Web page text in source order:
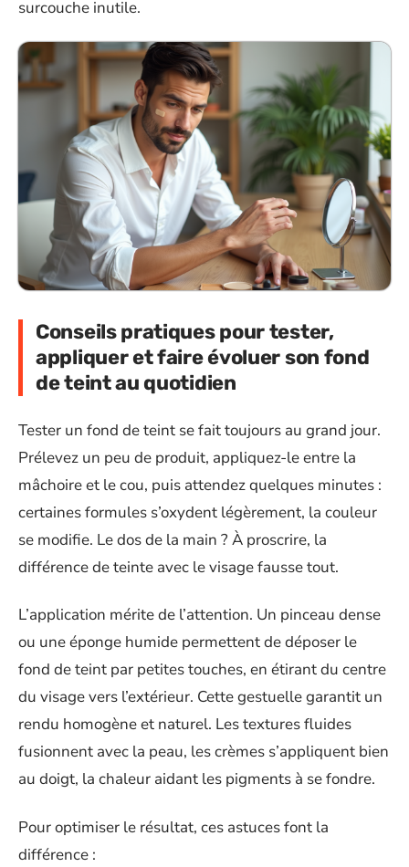
surcouche inutile.
Conseils pratiques pour tester,
appliquer et faire évoluer son fond
de teint au quotidien
Tester un fond de teint se fait toujours au grand jour.
Prélevez un peu de produit, appliquez-le entre la
mâchoire et le cou, puis attendez quelques minutes :
certaines formules s’oxydent légèrement, la couleur
se modifie. Le dos de la main ? À proscrire, la
différence de teinte avec le visage fausse tout.
L’application mérite de l’attention. Un pinceau dense
ou une éponge humide permettent de déposer le
fond de teint par petites touches, en étirant du centre
du visage vers l’extérieur. Cette gestuelle garantit un
rendu homogène et naturel. Les textures fluides
fusionnent avec la peau, les crèmes s’appliquent bien
au doigt, la chaleur aidant les pigments à se fondre.
Pour optimiser le résultat, ces astuces font la
différence :